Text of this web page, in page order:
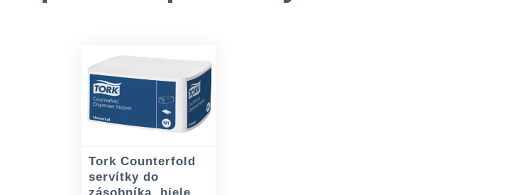
Tork Counterfold
servítky do